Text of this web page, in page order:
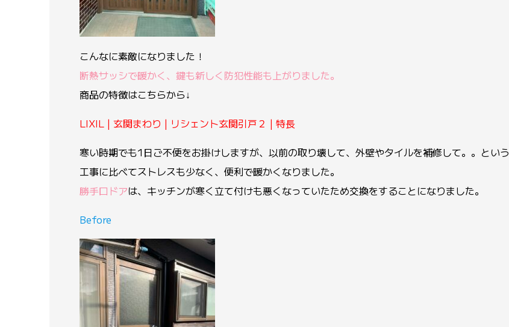
こんなに素敵になりました！
断熱サッシで暖かく、鍵も新しく防犯性能も上がりました。
商品の特徴はこちらから↓
LIXIL | 玄関まわり | リシェント玄関引戸２ | 特長
寒い時期でも1日ご不便をお掛けしますが、以前の取り壊して、外壁やタイルを補修して。。という
工事に比べてストレスも少なく、便利で暖かくなりました。
勝手口ドアは、キッチンが寒く立て付けも悪くなっていたため交換をすることになりました。
Before